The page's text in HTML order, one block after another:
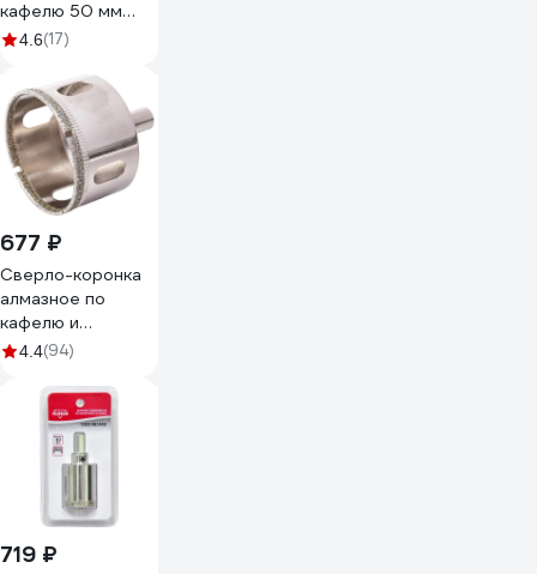
кафелю 50 мм
BOHRER
4.6(17)
677 ₽
Сверло-коронка
алмазное по
кафелю и
керамограниту 50
152050
4.4(94)
719 ₽